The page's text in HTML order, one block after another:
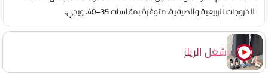
للخروجات الربيعية والصيفية. متوفرة بمقاسات 35–40. ويجي.
شغل الريلز